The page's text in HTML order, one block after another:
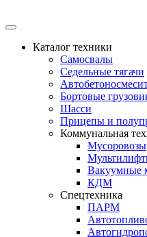
Каталог техники
Самосвалы
Седельные тягачи
Бортовые
Шасси
Прицепы и
Коммунальная
Мусоровозы
Вакуумные
КДМ
Спецтехника
ПАРМ